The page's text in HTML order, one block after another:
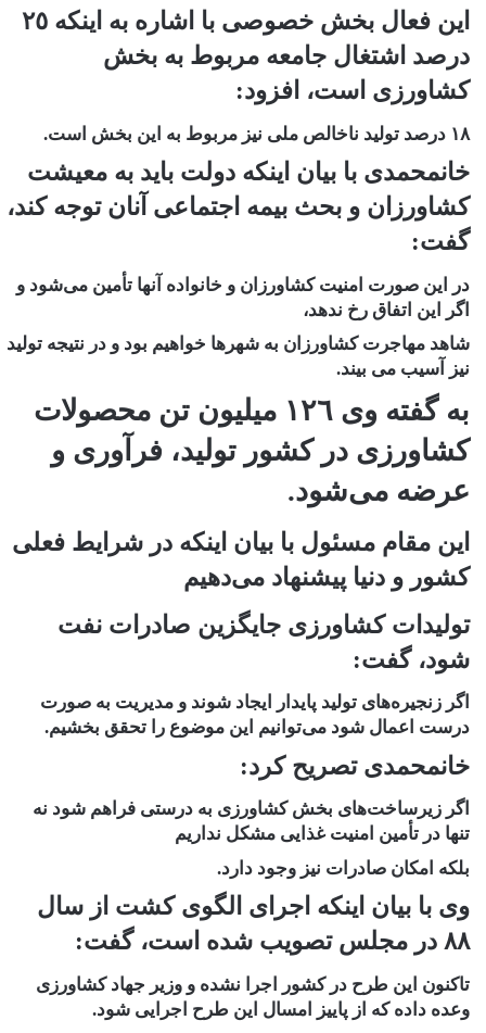
این فعال بخش خصوصی با اشاره به اینکه ٢٥
درصد اشتغال جامعه مربوط به بخش
کشاورزی است، افزود:
١٨ درصد تولید ناخالص ملی نیز مربوط به این بخش است.
خانمحمدی با بیان اینکه دولت باید به معیشت
کشاورزان و بحث بیمه اجتماعی آنان توجه کند،
گفت:
در این صورت امنیت کشاورزان و خانواده آنها تأمین می‌شود و
اگر این اتفاق رخ ندهد،
شاهد مهاجرت کشاورزان به شهرها خواهیم بود و در نتیجه تولید
نیز آسیب می بیند.
به گفته وی ١٢٦ میلیون تن محصولات
کشاورزی در کشور تولید، فرآوری و
عرضه می‌شود.
این مقام مسئول با بیان اینکه در شرایط فعلی
کشور و دنیا پیشنهاد می‌دهیم
تولیدات کشاورزی جایگزین صادرات نفت
شود، گفت:
اگر زنجیره‌های تولید پایدار ایجاد شوند و مدیریت به صورت
درست اعمال شود می‌توانیم این موضوع را تحقق بخشیم.
خانمحمدی تصریح کرد:
اگر زیرساخت‌های بخش کشاورزی به درستی فراهم شود نه
تنها در تأمین امنیت غذایی مشکل نداریم
بلکه امکان صادرات نیز وجود دارد.
وی با بیان اینکه اجرای الگوی کشت از سال
٨٨ در مجلس تصویب شده است، گفت:
تاکنون این طرح در کشور اجرا نشده و وزیر جهاد کشاورزی
وعده داده که از پاییز امسال این طرح اجرایی شود.